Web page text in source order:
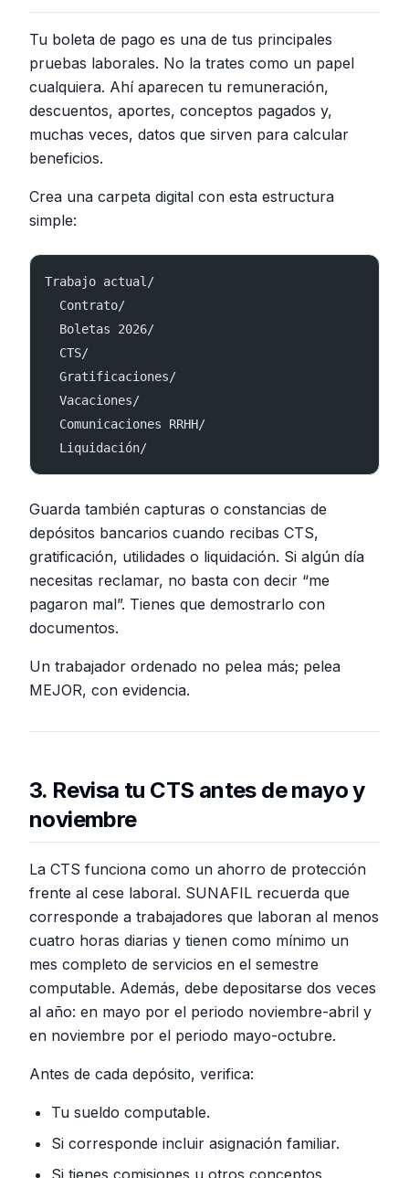
Tu boleta de pago es una de tus principales
pruebas laborales. No la trates como un papel
cualquiera. Ahí aparecen tu remuneración,
descuentos, aportes, conceptos pagados y,
muchas veces, datos que sirven para calcular
beneficios.
Crea una carpeta digital con esta estructura
simple:
Trabajo actual/
  Contrato/
  Boletas 2026/
  CTS/
  Gratificaciones/
  Vacaciones/
  Comunicaciones RRHH/
  Liquidación/
Guarda también capturas o constancias de
depósitos bancarios cuando recibas CTS,
gratificación, utilidades o liquidación. Si algún día
necesitas reclamar, no basta con decir “me
pagaron mal”. Tienes que demostrarlo con
documentos.
Un trabajador ordenado no pelea más; pelea
MEJOR, con evidencia.
3. Revisa tu CTS antes de mayo y
noviembre
La CTS funciona como un ahorro de protección
frente al cese laboral. SUNAFIL recuerda que
corresponde a trabajadores que laboran al menos
cuatro horas diarias y tienen como mínimo un
mes completo de servicios en el semestre
computable. Además, debe depositarse dos veces
al año: en mayo por el periodo noviembre-abril y
en noviembre por el periodo mayo-octubre.
Antes de cada depósito, verifica:
Tu sueldo computable.
Si corresponde incluir asignación familiar.
Si tienes comisiones u otros conceptos